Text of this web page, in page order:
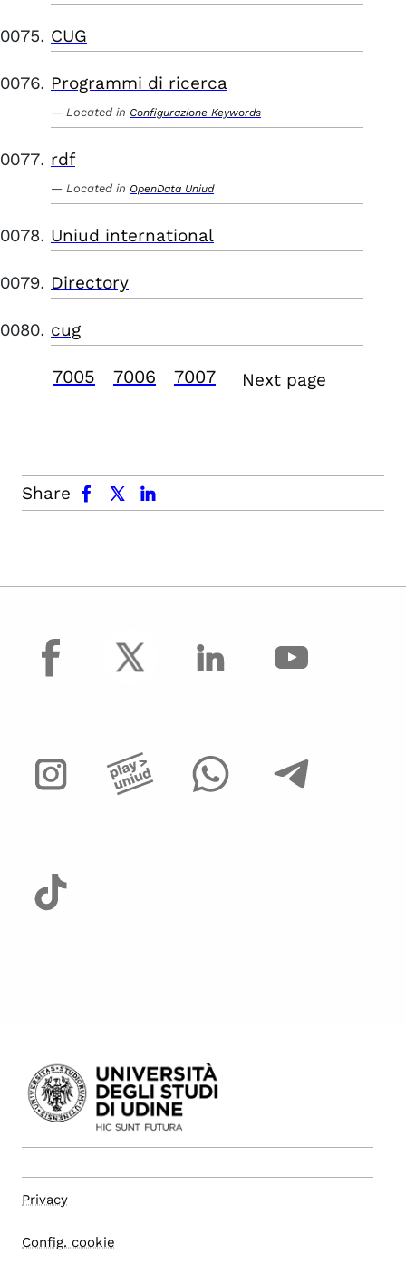
CUG
Programmi di ricerca
Located in Configurazione Keywords
rdf
Located in OpenData Uniud
Uniud international
Directory
cug
7005 7006 7007 Next page
Share
facebook x.com linkedin
facebook
Privacy
Config. cookie